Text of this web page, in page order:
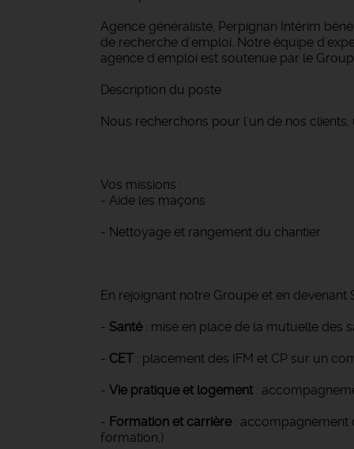
Agence généraliste, Perpignan Intérim
de recherche d'emploi. Notre équipe
agence d'emploi est soutenue par le
Description du poste
Nous recherchons pour l'un de nos
Vos missions :
- Aide les maçons
- Nettoyage et rangement du chantier
En rejoignant notre Groupe et en
- Santé: mise en place de la mutuelle des
- CET : placement des IFM et CP sur un
- Vie pratique et logement:
- Formation et carrière: accompagnement
formation,)